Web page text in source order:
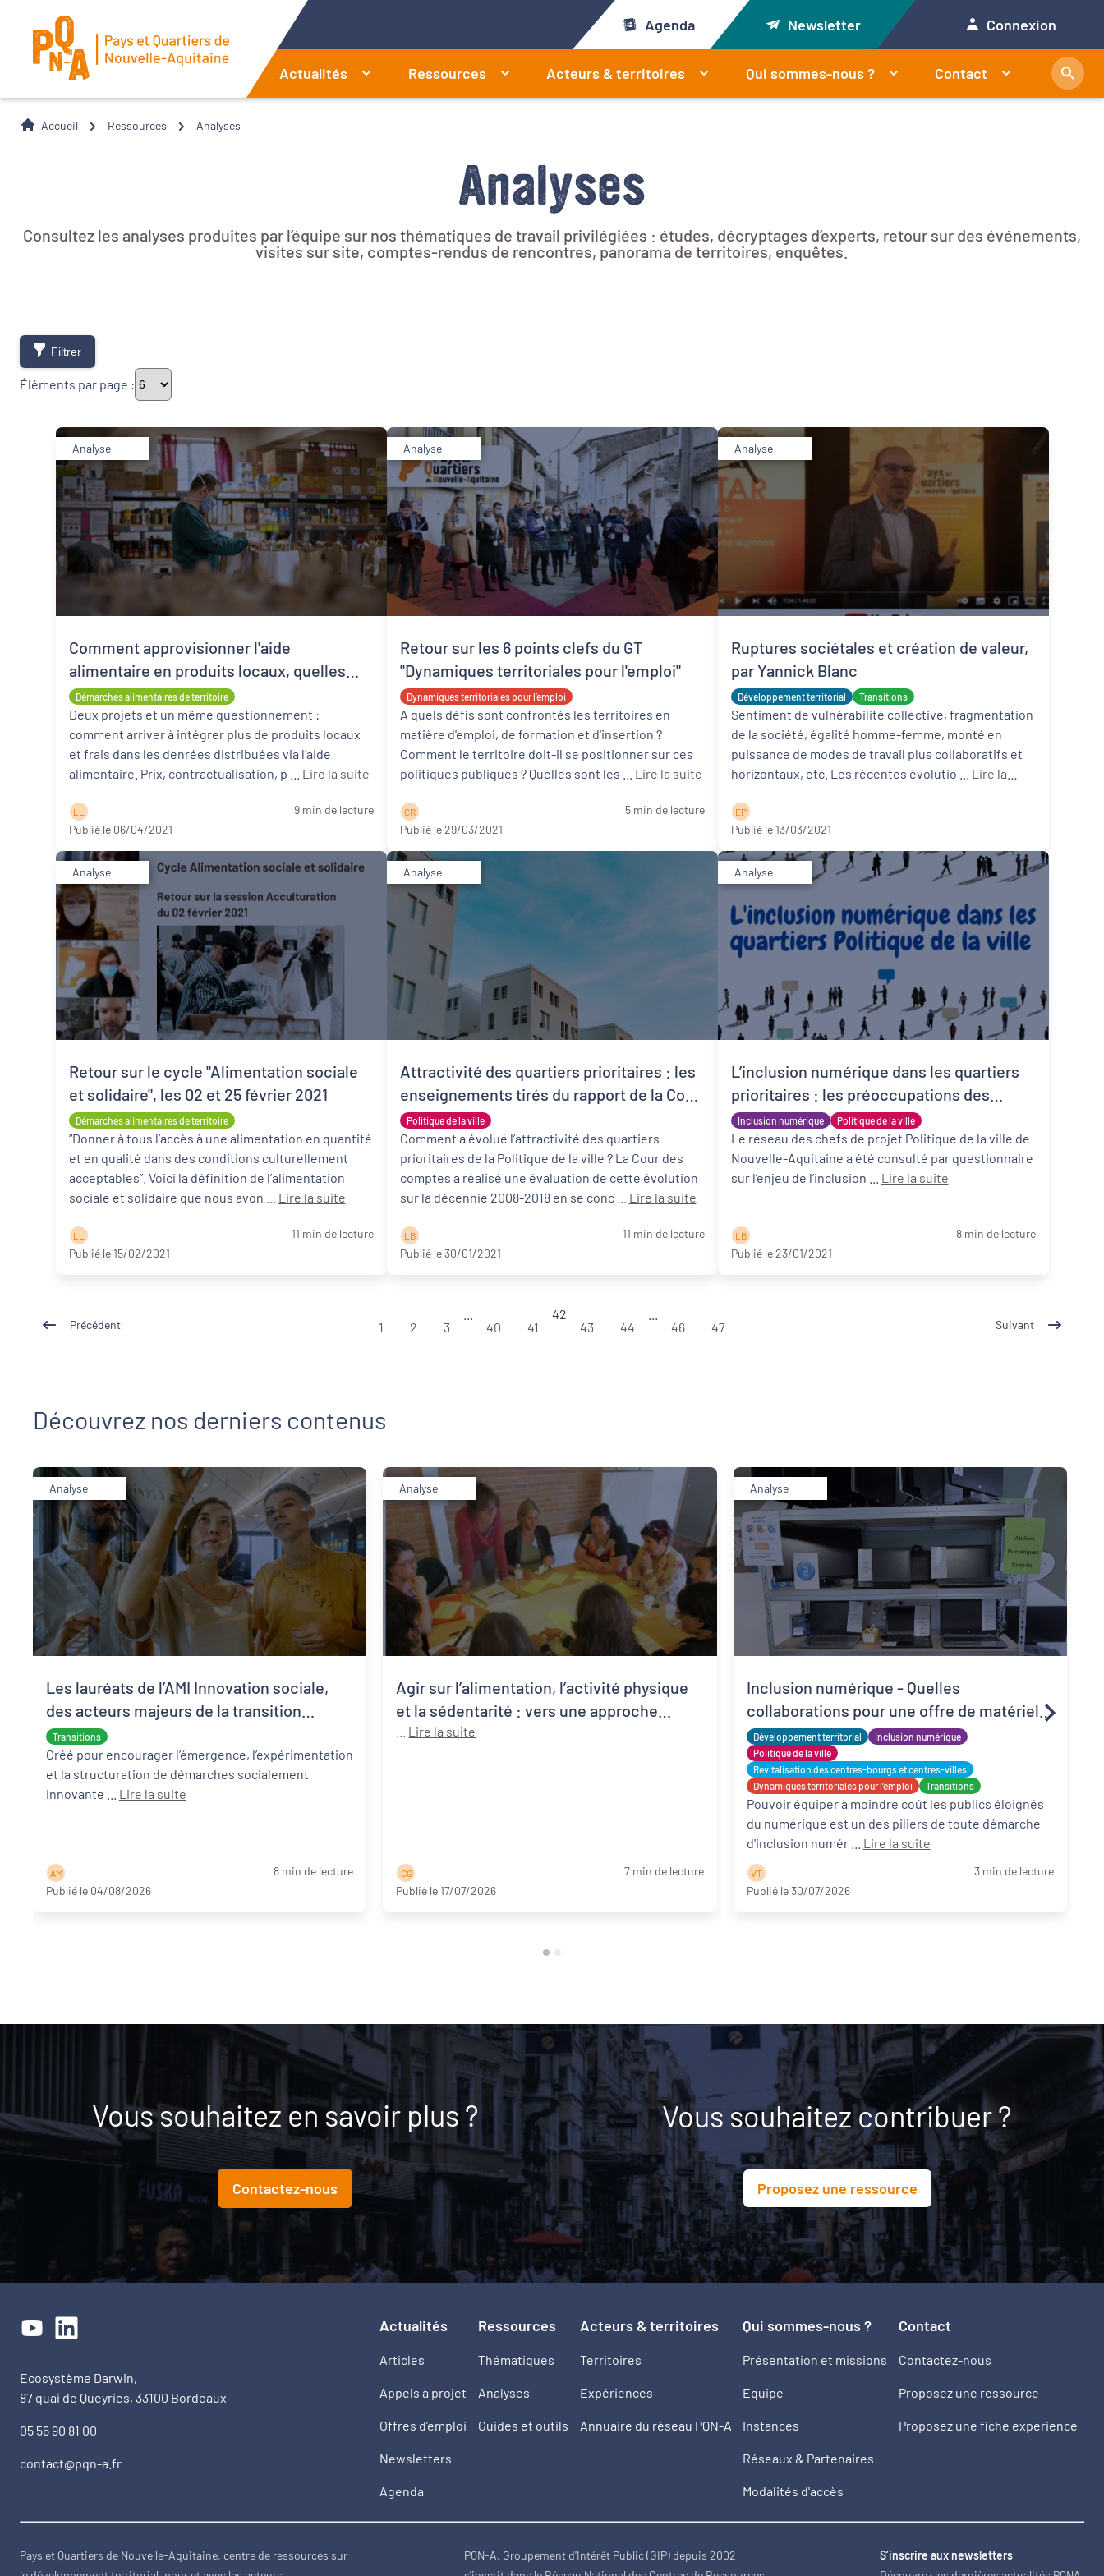
Agenda Newsletter Connexion
Actualités Ressources Acteurs & territoires Qui sommes-nous ? Contact
Accueil Ressources Analyses
Analyses
Consultez les analyses produites par l’équipe sur nos thématiques de travail privilégiées : études, décryptages d’experts, retour sur des événements,
visites sur site, comptes-rendus de rencontres, panorama de territoires, enquêtes.
Filtrer
Éléments par page :
Thématiques
Démarches alimentaires de territoire Développement territorial Inclusion numérique
Politique de la ville
Revitalisation des centres-bourgs et centres-
villes
Dynamiques territoriales pour l’emploi
Date de publication
Analyse
Démarches alimentaires de territoire
Comment approvisionner l'aide
alimentaire en produits locaux, quelles
stratégies ?
Deux projets et un même questionnement :
comment arriver à intégrer plus de produits locaux
et frais dans les denrées distribuées via l’aide
Lire la suite
L L
9 min de lecture
Publié le 06/04/2021
Analyse
Dynamiques territoriales pour l’emploi
Retour sur les 6 points clefs du GT
"Dynamiques territoriales pour l'emploi"
A quels défis sont confrontés les territoires en
matière d'emploi, de formation et d'insertion ?
Comment le territoire doit-il se positionner sur ces
Lire la suite
C R
5 min de lecture
Publié le 29/03/2021
Analyse
Développement territorial Transitions
Ruptures sociétales et création de valeur,
par Yannick Blanc
Sentiment de vulnérabilité collective, fragmentation
de la société, égalité homme-femme, monté en
puissance de modes de travail plus collaboratifs et
Lire la
E P
Publié le 13/03/2021
Analyse
Démarches alimentaires de territoire
Retour sur le cycle "Alimentation sociale
et solidaire", les 02 et 25 février 2021
“Donner à tous l’accès à une alimentation en quantité
et en qualité dans des conditions culturellement
acceptables”. Voici la définition de l’alimentation
Lire la suite
L L
11 min de lecture
Publié le 15/02/2021
Analyse
Politique de la ville
Attractivité des quartiers prioritaires : les
enseignements tirés du rapport de la Cour
des Comptes
Comment a évolué l’attractivité des quartiers
prioritaires de la Politique de la ville ? La Cour des
comptes a réalisé une évaluation de cette évolution
Lire la suite
L B
11 min de lecture
Publié le 30/01/2021
Analyse
Inclusion numérique Politique de la ville
L’inclusion numérique dans les quartiers
prioritaires : les préoccupations des
professionnels de la Politique de la ville
Le réseau des chefs de projet Politique de la ville de
Nouvelle-Aquitaine a été consulté par questionnaire
Lire la suite
L B
8 min de lecture
Publié le 23/01/2021
Précédent 1 2 3
40
41
42
43
44
46
47 Suivant
Découvrez nos derniers contenus
Analyse
Transitions
Les lauréats de l’AMI Innovation sociale,
des acteurs majeurs de la transition
écologique et sociale
Créé pour encourager l’émergence, l’expérimentation
et la structuration de démarches socialement
Lire la suite
A M
8 min de lecture
Publié le 04/08/2026
Analyse
Agir sur l’alimentation, l’activité physique
et la sédentarité : vers une approche
systémique de la santé publique
Lire la suite
C G
7 min de lecture
Publié le 17/07/2026
Analyse
Développement territorial
Inclusion numérique
Politique de la ville
Revitalisation des centres-bourgs et centres-villes
Dynamiques territoriales pour l’emploi
Transitions
Inclusion numérique - Quelles
collaborations pour une offre de matériels
reconditionnés locale, solidaire et adaptée
?
Pouvoir équiper à moindre coût les publics éloignés
du numérique est un des piliers de toute démarche
Lire la suite
V T
3 min de lecture
Publié le 30/07/2026
Vous souhaitez en savoir plus ?
Contactez-nous
Vous souhaitez contribuer ?
Proposez une ressource
Ecosystème Darwin,
87 quai de Queyries, 33100 Bordeaux
05 56 90 81 00
contact@pqn-a.fr
Actualités
Articles
Appels à projet
Offres d’emploi
Newsletters
Agenda
Ressources
Thématiques
Analyses
Guides et outils
Acteurs & territoires
Territoires
Expériences
Annuaire du réseau PQN-A
Qui sommes-nous ?
Présentation et missions
Equipe
Instances
Réseaux & Partenaires
Modalités d'accès
Contact
Contactez-nous
Proposez une ressource
Proposez une fiche expérience
Pays et Quartiers de Nouvelle-Aquitaine, centre de ressources sur
PQN-A, Groupement d'Intérêt Public (GIP) depuis 2002
S’inscrire aux newsletters